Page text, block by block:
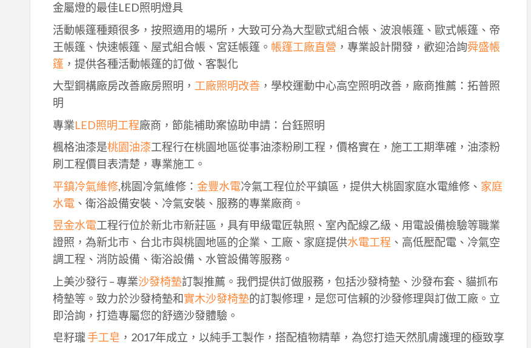
金屬燈的最佳LED照明燈具
活動帳篷種類很多，按照適用的場所，大致可分為大型歐式組合帳、波浪帳篷、歐式帳篷、帝
王帳篷、快速帳篷、屋式組合帳、宮廷帳篷。 帳篷工廠直營 ，專業設計開發，歡迎洽詢舜盛帳
篷，提供各種活動帳篷的訂做、客製化
大型鋼構廠房改善廠房照明， 工廠照明改善，學校運動中心高空照明改善，廠商推薦：拓普照
明
專業LED照明工程廠商，節能補助案協助申請：台鈺照明
楓格油漆是桃園油漆工程行在桃園地區從事油漆粉刷工程，價格實在，施工工期準確，油漆粉
刷工程價目表清楚，專業施工。
平鎮冷氣維修,桃園冷氣維修： 金豐水電冷氣工程位於平鎮區，提供大桃園家庭水電維修、 家庭
水電、衛浴設備安裝、冷氣安裝、服務的專業廠商。
昱金水電工程行位於新北市新莊區，具有甲級電匠執照、室內配線乙級、用電設備檢驗等職業
證照，為新北市、台北市與桃園地區的企業、工廠、家庭提供水電工程 、高低壓配電、冷氣空
調工程、消防設備、衛浴設備、水管設備等服務。
上美沙發行 – 專業沙發椅墊訂製推薦。我們提供訂做服務，包括沙發椅墊、沙發布套、貓抓布
椅墊等。致力於沙發椅墊和實木沙發椅墊的訂製修理，是您可信賴的沙發修理與訂做工廠。立
即洽詢，打造專屬您的舒適沙發體驗。
皂籽瓏手工皂 ，2017年成立，以純手工製作，搭配植物精華，為您打造天然肌膚護理的極致享